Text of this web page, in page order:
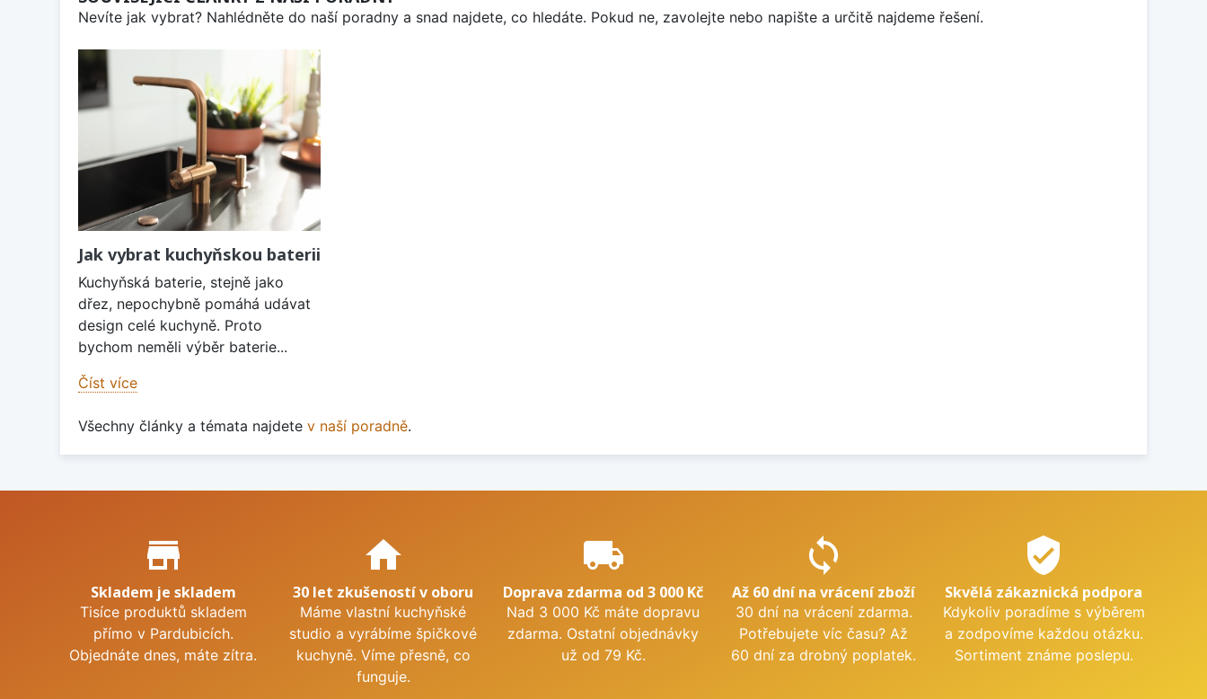
Nevíte jak vybrat? Nahlédněte do naší poradny a snad najdete, co hledáte. Pokud ne, zavolejte nebo napište a určitě najdeme řešení.
Jak vybrat kuchyňskou baterii
Kuchyňská baterie, stejně jako
dřez, nepochybně pomáhá udávat
design celé kuchyně. Proto
bychom neměli výběr baterie...
Číst více
Všechny články a témata najdete v naší poradně.
Proč nakupovat u nás?
store_mall_directory
Skladem je skladem
Tisíce produktů skladem
přímo v Pardubicích.
Objednáte dnes, máte zítra.
home
30 let zkušeností v oboru
Máme vlastní kuchyňské
studio a vyrábíme špičkové
kuchyně. Víme přesně, co
funguje.
local_shipping
Doprava zdarma od 3 000 Kč
Nad 3 000 Kč máte dopravu
zdarma. Ostatní objednávky
už od 79 Kč.
sync
Až 60 dní na vrácení zboží
30 dní na vrácení zdarma.
Potřebujete víc času? Až
60 dní za drobný poplatek.
verified_user
Skvělá zákaznická podpora
Kdykoliv poradíme s výběrem
a zodpovíme každou otázku.
Sortiment známe poslepu.